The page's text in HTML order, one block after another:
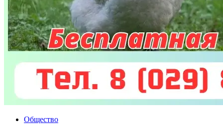
Общество